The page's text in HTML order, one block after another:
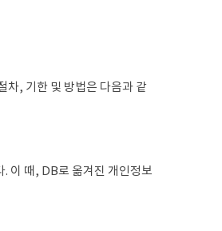
차, 기한 및 방법은 다음과 같
이 때, DB로 옮겨진 개인정보